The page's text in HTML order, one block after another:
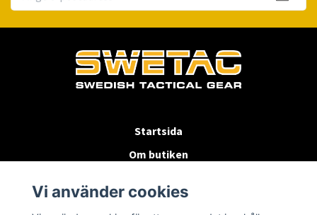
Startsida
Om butiken
Byten & Returer
Vi använder cookies